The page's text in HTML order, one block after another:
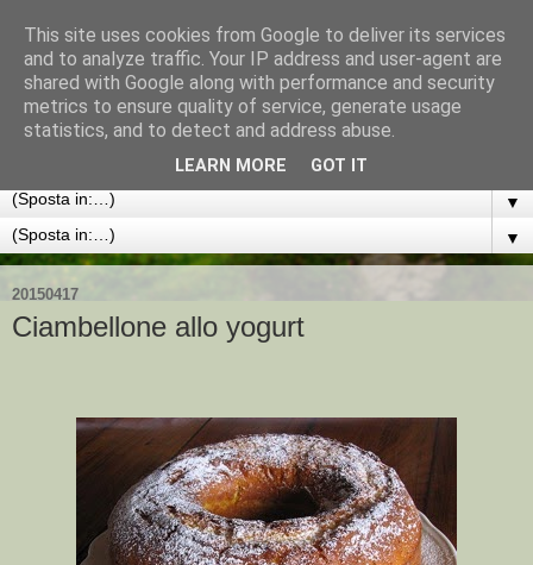
Mauro Lombardo
prof associato UTSR - medico - nutrizionista dietologo
▼
▼
20150417
Ciambellone allo yogurt
This site uses cookies from Google to deliver its services
and to analyze traffic. Your IP address and user-agent are
shared with Google along with performance and security
metrics to ensure quality of service, generate usage
statistics, and to detect and address abuse.
LEARN MORE GOT IT